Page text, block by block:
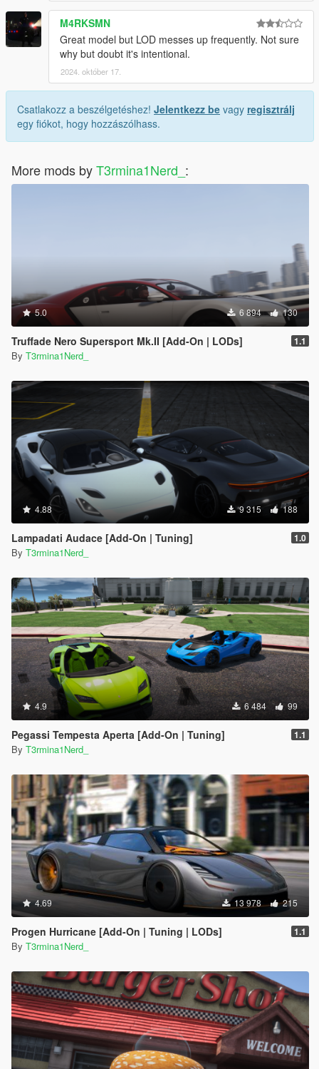
M4RKSMN
Great model but LOD messes up frequently. Not sure
why but doubt it's intentional.
2024. október 17.
Csatlakozz a beszélgetéshez! Jelentkezz be vagy regisztrálj
egy fiókot, hogy hozzászólhass.
More mods byT3rmina1Nerd_ :
5.0 6 894 130
Truffade Nero Supersport Mk.II [Add-On | LODs] 1.1
By T3rmina1Nerd_
4.88 9 315 188
Lampadati Audace [Add-On | Tuning] 1.0
By T3rmina1Nerd_
4.9 6 484 99
Pegassi Tempesta Aperta [Add-On | Tuning] 1.1
By T3rmina1Nerd_
4.69 13 978 215
Progen Hurricane [Add-On | Tuning | LODs] 1.1
By T3rmina1Nerd_